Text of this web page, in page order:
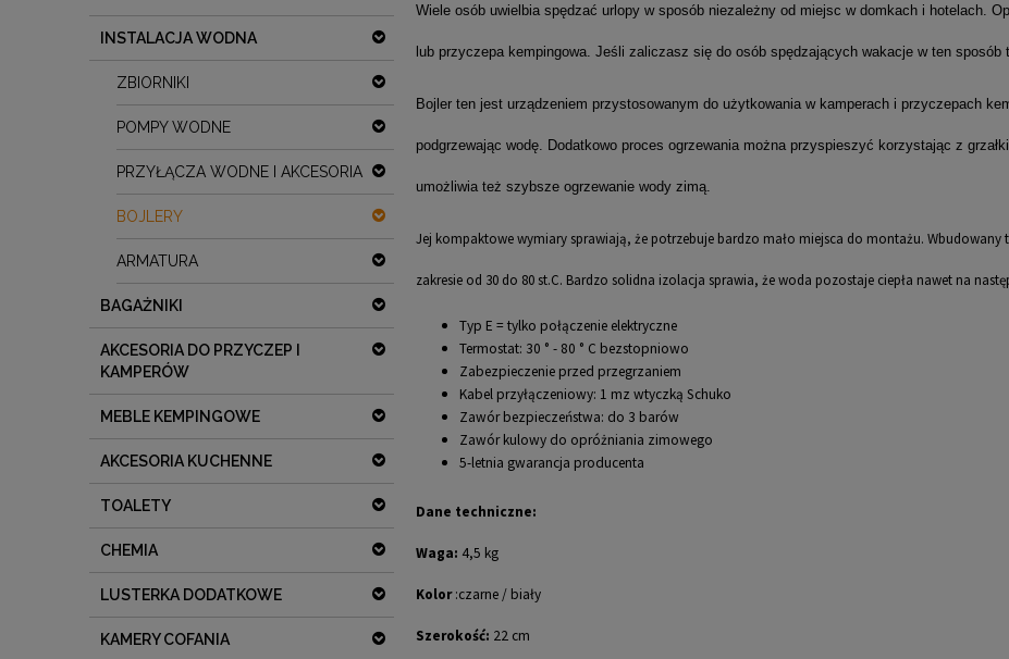
INSTALACJA WODNA
ZBIORNIKI
POMPY WODNE
PRZYŁĄCZA WODNE I AKCESORIA
BOJLERY
ARMATURA
BAGAŻNIKI
AKCESORIA DO PRZYCZEP I
KAMPERÓW
MEBLE KEMPINGOWE
AKCESORIA KUCHENNE
TOALETY
CHEMIA
LUSTERKA DODATKOWE
KAMERY COFANIA
Wiele osób uwielbia spędzać urlopy w sposób niezależny od miejsc w domkach i hotelach.
lub przyczepa kempingowa. Jeśli zaliczasz się do osób spędzających wakacje w ten sposób
Bojler ten jest urządzeniem przystosowanym do użytkowania w kamperach i przyczepach
podgrzewając wodę. Dodatkowo proces ogrzewania można przyspieszyć korzystając z
umożliwia też szybsze ogrzewanie wody zimą.
Jej kompaktowe wymiary sprawiają, że potrzebuje bardzo mało miejsca do montażu.
zakresie od 30 do 80 st.C. Bardzo solidna izolacja sprawia, że woda pozostaje ciepła nawet na
Typ E = tylko połączenie elektryczne
Termostat: 30 ° - 80 ° C bezstopniowo
Zabezpieczenie przed przegrzaniem
Kabel przyłączeniowy: 1 mz wtyczką Schuko
Zawór bezpieczeństwa: do 3 barów
Zawór kulowy do opróżniania zimowego
5-letnia gwarancja producenta
Dane techniczne:
Waga: 4,5 kg
Kolor:czarne / biały
Szerokość: 22 cm